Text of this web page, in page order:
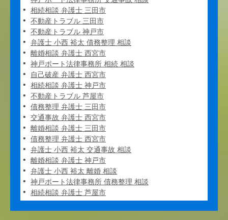
相続相談 弁護士 三田市
不動産トラブル 三田市
不動産トラブル 神戸市
弁護士 小西 裕太 債務整理 相談
離婚相談 弁護士 西宮市
神戸ポート法律事務所 相続 相談
自己破産 弁護士 西宮市
相続相談 弁護士 神戸市
不動産トラブル 芦屋市
債務整理 弁護士 三田市
交通事故 弁護士 西宮市
離婚相談 弁護士 三田市
債務整理 弁護士 西宮市
弁護士 小西 裕太 交通事故 相談
離婚相談 弁護士 神戸市
弁護士 小西 裕太 離婚 相談
神戸ポート法律事務所 債務整理 相談
相続相談 弁護士 芦屋市